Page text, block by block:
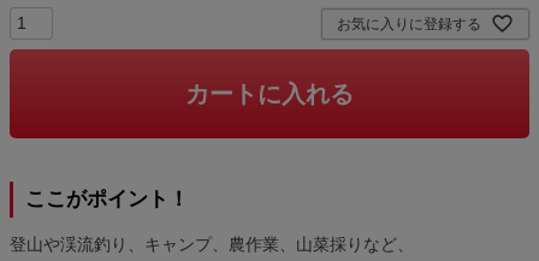
お気に入りに登録する
カートに入れる
ここがポイント！
登山や渓流釣り、キャンプ、農作業、山菜採りなど、